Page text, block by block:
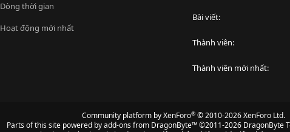
Dòng thời gian
Hoạt động mới nhất
Bài viết
Thành viên
Thành viên mới nhất
Community platform by XenForo® © 2010-2026 XenForo Ltd.
Parts of this site powered byadd-ons from DragonByte™©2011-2026 DragonByte